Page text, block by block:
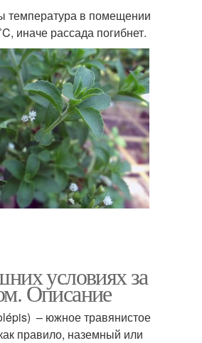
температура в помещении
иначе рассада погибнет.
условиях за
Описание
– южное травянистое
правило, наземный или